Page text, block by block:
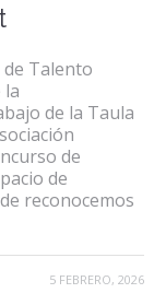
Talento
la
de la Taula
de
de
reconocemos
5 FEBRERO, 2026